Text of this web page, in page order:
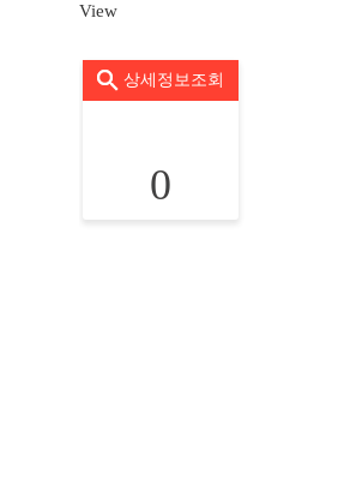
View
상세정보조회
0